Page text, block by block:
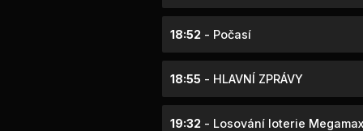
18:52 - Počasí
18:55 - HLAVNÍ ZPRÁVY
19:32 - Losování loterie